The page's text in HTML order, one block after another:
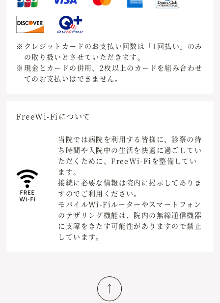
※クレジットカードのお支払い回数は「1回払い」のみ
の取り扱いとさせていただきます。
※現金とカードの併用、2枚以上のカードを組み合わせ
てのお支払いはできません。
FreeWi-Fiについて
当院では病院を利用する皆様に、診察の待
ち時間や入院中の生活を快適に過ごしてい
ただくために、FreeWi-Fiを整備してい
ます。
接続に必要な情報は院内に掲示してありま
すのでご利用ください。
モバイルWi-Fiルーターやスマートフォン
のテザリング機能は、院内の無線通信機器
に支障をきたす可能性がありますので禁止
しています。